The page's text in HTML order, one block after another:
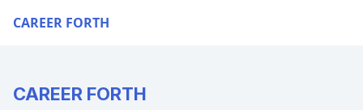
CAREER FORTH
CAREER FORTH